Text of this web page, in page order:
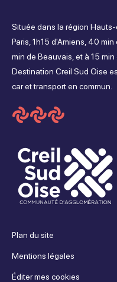
sur
Facebook
sur
Instagram
sur
Située dans la région
Paris, 1h15 d'Amiens, 40
min de Beauvais, et à 15
Destination Creil Sud Oise
car et transport en commun.
Plan du site
Mentions légales
Éditer mes cookies